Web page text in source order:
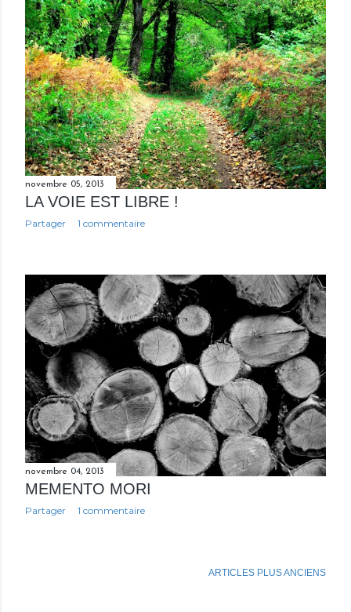
novembre 05, 2013
LA VOIE EST LIBRE !
Partager 1 commentaire
novembre 04, 2013
MEMENTO MORI
Partager 1 commentaire
ARTICLES PLUS ANCIENS